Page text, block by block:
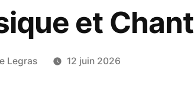
et Chant
Legras 12 juin 2026